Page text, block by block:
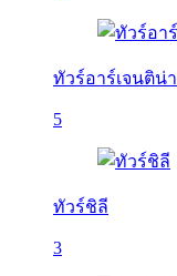
ทัวร์อาร์เจนติน่า
5
ทัวร์ชิลี
3